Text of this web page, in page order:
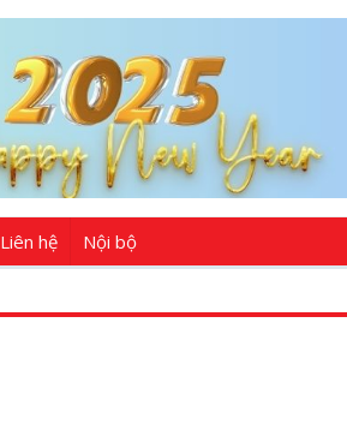
Liên hệ Nội bộ